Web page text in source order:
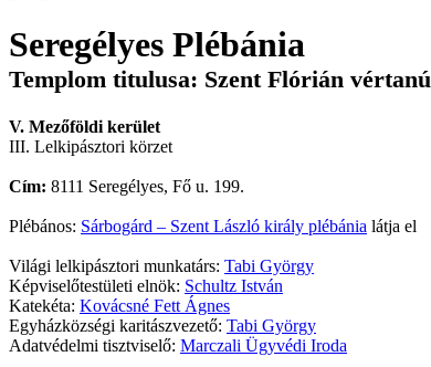
Seregélyes Plébánia
Templom titulusa: Szent Flórián vértanú
V. Mezőföldi kerület
III. Lelkipásztori körzet
Cím: 8111 Seregélyes, Fő u. 199.
Plébános: Sárbogárd – Szent László király plébánia látja el
Világi lelkipásztori munkatárs: Tabi György
Képviselőtestületi elnök: Schultz István
Katekéta: Kovácsné Fett Ágnes
Egyházközségi karitászvezető: Tabi György
Adatvédelmi tisztviselő: Marczali Ügyvédi Iroda